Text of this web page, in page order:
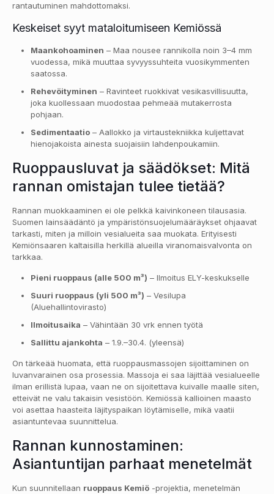
rantautuminen mahdottomaksi.
Keskeiset syyt mataloitumiseen Kemiössä
Maankohoaminen – Maa nousee rannikolla noin 3–4 mm
vuodessa, mikä muuttaa syvyyssuhteita vuosikymmenten
saatossa.
Rehevöityminen – Ravinteet ruokkivat vesikasvillisuutta,
joka kuollessaan muodostaa pehmeää mutakerrosta
pohjaan.
Sedimentaatio – Aallokko ja virtaustekniikka kuljettavat
hienojakoista ainesta suojaisiin lahdenpoukamiin.
Ruoppausluvat ja säädökset: Mitä
rannan omistajan tulee tietää?
Rannan muokkaaminen ei ole pelkkä kaivinkoneen tilausasia.
Suomen lainsäädäntö ja ympäristönsuojelumääräykset ohjaavat
tarkasti, miten ja milloin vesialueita saa muokata. Erityisesti
Kemiönsaaren kaltaisilla herkillä alueilla viranomaisvalvonta on
tarkkaa.
Pieni ruoppaus (alle 500 m³) – Ilmoitus ELY-keskukselle
Suuri ruoppaus (yli 500 m³) – Vesilupa
(Aluehallintovirasto)
Ilmoitusaika – Vähintään 30 vrk ennen työtä
Sallittu ajankohta – 1.9.–30.4. (yleensä)
On tärkeää huomata, että ruoppausmassojen sijoittaminen on
luvanvarainen osa prosessia. Massoja ei saa läjittää vesialueelle
ilman erillistä lupaa, vaan ne on sijoitettava kuivalle maalle siten,
etteivät ne valu takaisin vesistöön. Kemiössä kallioinen maasto
voi asettaa haasteita läjityspaikan löytämiselle, mikä vaatii
asiantuntevaa suunnittelua.
Rannan kunnostaminen:
Asiantuntijan parhaat menetelmät
Kun suunnitellaan ruoppaus Kemiö -projektia, menetelmän